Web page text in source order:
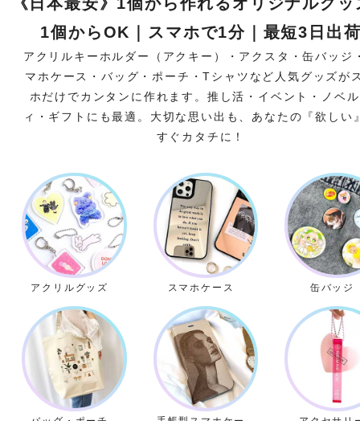
1個からOK｜スマホで1分｜最短3日出
アクリルキーホルダー（アクキー）・アクスタ・缶バッジ
マホケース・バッグ・ポーチ・Tシャツなど人気グッズが
ホだけでカンタンに作れます。推し活・イベント・ノベ
ィ・ギフトにも最適。大切な思い出も、あなたの『欲しい
すぐカタチに！
アクリルグッズ スマホケース 缶バッジ